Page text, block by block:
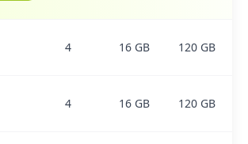
4 16 GB 120 GB
4 16 GB 120 GB